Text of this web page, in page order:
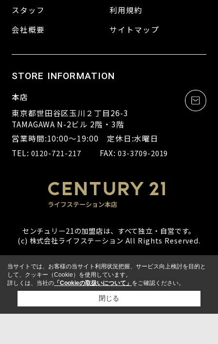
スタッフ
会社概要
利用規約
サイトマップ
STORE INFORMATION
本店
東京都世田谷区玉川２丁目26-3
TAMAGAWA N-2ビル 2階・3階
営業時間:10:00～19:00 定休日:水曜日
TEL: 0120-721-217 FAX:03-3709-2019
センチュリー21の加盟店は、すべて独立・自営です。
(c) 株式会社ライフステーション All Rights Reserved.
当サイトでは、お客様の当サイト利用状況把握、サービス向上検討を目的と
して、クッキー（Cookie）を使用しています。
詳しくは、当社の 「Cookieの取扱いについて」 をご確認ください。
閉じる